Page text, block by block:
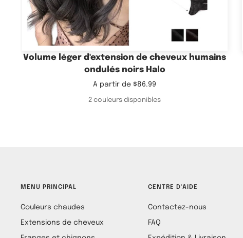
Volume léger d'extension de cheveux humains
ondulés noirs Halo
Prix
A partir de$86.99
2 couleurs disponibles
MENU PRINCIPAL
Couleurs chaudes
Extensions de cheveux
CENTRE D'AIDE
Contactez-nous
FAQ